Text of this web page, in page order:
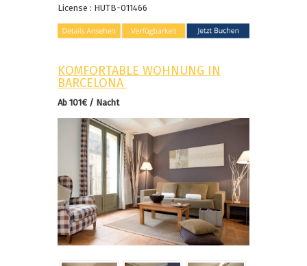
License : HUTB-011466
KOMFORTABLE WOHNUNG IN
BARCELONA
Ab 101€ / Nacht